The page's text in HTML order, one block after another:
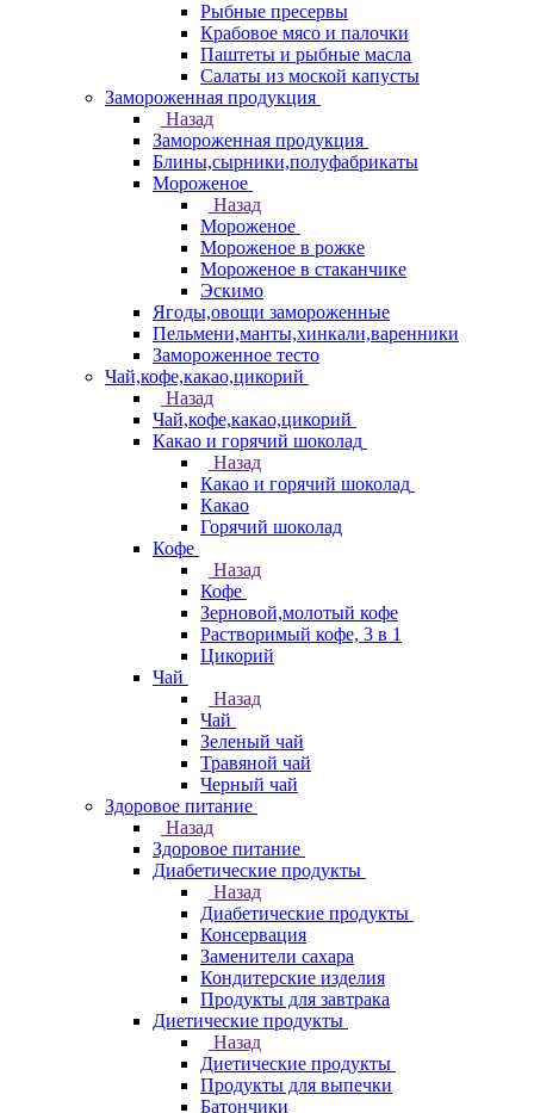
Рыбные пресервы
Крабовое мясо и палочки
Паштеты и рыбные масла
Салаты из моской капусты
Замороженная продукция
Назад
Замороженная продукция
Блины,сырники,полуфабрикаты
Мороженое
Назад
Мороженое
Мороженое в рожке
Мороженое в стаканчике
Эскимо
Ягоды,овощи замороженные
Пельмени,манты,хинкали,варенники
Замороженное тесто
Чай,кофе,какао,цикорий
Назад
Чай,кофе,какао,цикорий
Какао и горячий шоколад
Назад
Какао и горячий шоколад
Какао
Горячий шоколад
Кофе
Назад
Кофе
Зерновой,молотый кофе
Растворимый кофе, 3 в 1
Цикорий
Чай
Назад
Чай
Зеленый чай
Травяной чай
Черный чай
Здоровое питание
Назад
Здоровое питание
Диабетические продукты
Назад
Диабетические продукты
Консервация
Заменители сахара
Кондитерские изделия
Продукты для завтрака
Диетические продукты
Назад
Диетические продукты
Продукты для выпечки
Батончики